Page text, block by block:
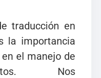
traducción en
la importancia
el manejo de
Nos